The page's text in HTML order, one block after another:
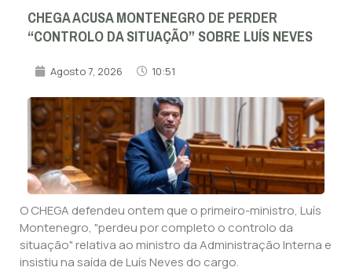
CHEGA ACUSA MONTENEGRO DE PERDER
“CONTROLO DA SITUAÇÃO” SOBRE LUÍS NEVES
Agosto 7, 2026 10:51
O CHEGA defendeu ontem que o primeiro-ministro, Luís
Montenegro, "perdeu por completo o controlo da
situação" relativa ao ministro da Administração Interna e
insistiu na saída de Luís Neves do cargo.